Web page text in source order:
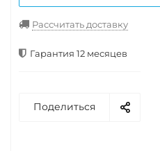
Рассчитать доставку
Гарантия 12 месяцев
Поделиться